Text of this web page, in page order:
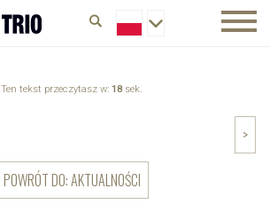
Ten tekst przeczytasz w: 18 sek.
>
POWRÓT DO: AKTUALNOŚCI